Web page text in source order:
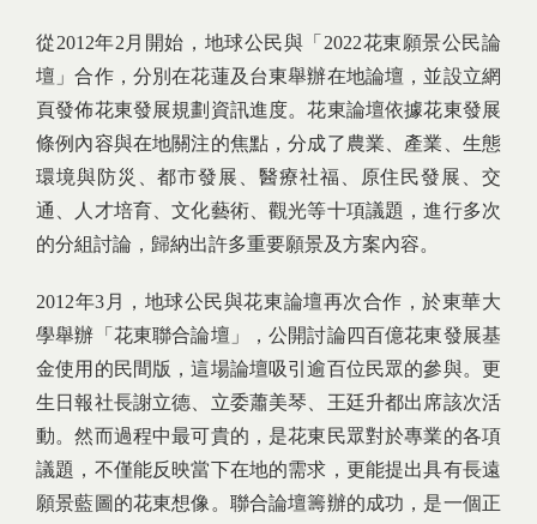
從2012年2月開始，地球公民與「2022花東願景公民論
壇」合作，分別在花蓮及台東舉辦在地論壇，並設立網
頁發佈花東發展規劃資訊進度。花東論壇依據花東發展
條例內容與在地關注的焦點，分成了農業、產業、生態
環境與防災、都市發展、醫療社福、原住民發展、交
通、人才培育、文化藝術、觀光等十項議題，進行多次
的分組討論，歸納出許多重要願景及方案內容。
2012年3月，地球公民與花東論壇再次合作，於東華大
學舉辦「花東聯合論壇」，公開討論四百億花東發展基
金使用的民間版，這場論壇吸引逾百位民眾的參與。更
生日報社長謝立德、立委蕭美琴、王廷升都出席該次活
動。然而過程中最可貴的，是花東民眾對於專業的各項
議題，不僅能反映當下在地的需求，更能提出具有長遠
願景藍圖的花東想像。聯合論壇籌辦的成功，是一個正